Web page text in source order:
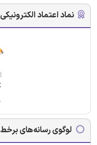
نماد اعتماد الکترونیکی
لوگوی رسانه‌های برخط